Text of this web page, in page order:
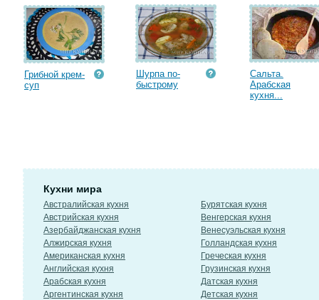
Грибной крем-
суп
Шурпа по-
быстрому
Сальта.
Арабская
кухня...
Кухни мира
Австралийская кухня
Австрийская кухня
Азербайджанская кухня
Алжирская кухня
Американская кухня
Английская кухня
Арабская кухня
Аргентинская кухня
Бурятская кухня
Венгерская кухня
Венесуэльская кухня
Голландская кухня
Греческая кухня
Грузинская кухня
Датская кухня
Детская кухня